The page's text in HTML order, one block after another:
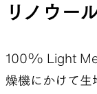
リノウー
100% Light
燥機にかけて生